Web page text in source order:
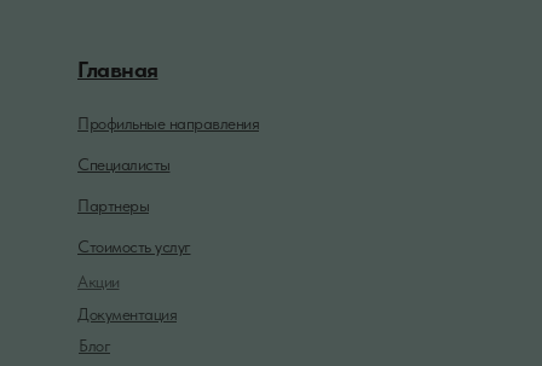
Акции
Документация
Блог
Стоимость услуг
Партнеры
Специалисты
Профильные направления
Главная